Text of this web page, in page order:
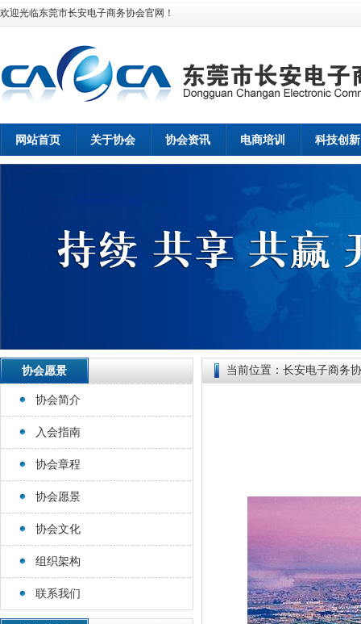
欢迎光临东莞市长安电子商务协会官网！
网站首页 关于协会 协会资讯 电商培训 科技创新
协会愿景
协会简介
入会指南
协会章程
协会愿景
协会文化
组织架构
联系我们
当前位置： 长安电子商务